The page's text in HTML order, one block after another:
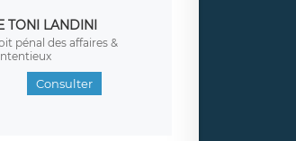
TONI LANDINI
pénal des affaires &
Consulter